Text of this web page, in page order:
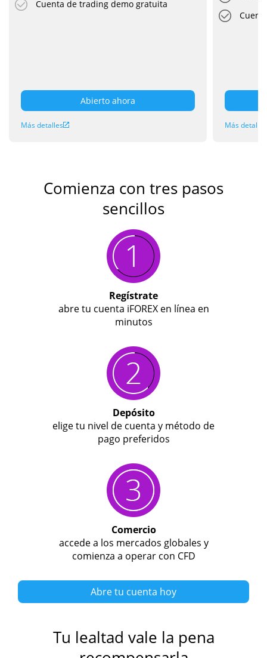
Cuenta de trading demo gratuita
Abierto ahora
Más detalles Más detalles
Comienza con tres pasos
sencillos
Regístrate
abre tu cuenta iFOREX en línea en
minutos
Depósito
elige tu nivel de cuenta y método de
pago preferidos
Comercio
accede a los mercados globales y
comienza a operar con CFD
Abre tu cuenta hoy
Tu lealtad vale la pena